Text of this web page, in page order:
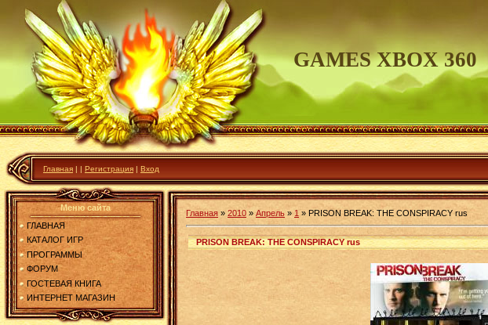
GAMES XBOX 360
Главная | | Регистрация | Вход
Меню сайта
ГЛАВНАЯ
КАТАЛОГ ИГР
ПРОГРАММЫ
ФОРУМ
ГОСТЕВАЯ КНИГА
ИНТЕРНЕТ МАГАЗИН
Главная » 2010 » Апрель » 1 » PRISON BREAK: THE CONSPIRACY rus
PRISON BREAK: THE CONSPIRACY rus